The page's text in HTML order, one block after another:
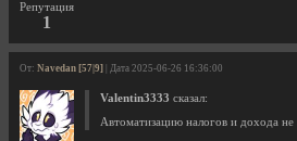
Репутация
1
От: Navedan [57|9] | Дата 2025-06-26 16:36:00
Valentin3333 сказал:
Автоматизацию налогов и дохода не